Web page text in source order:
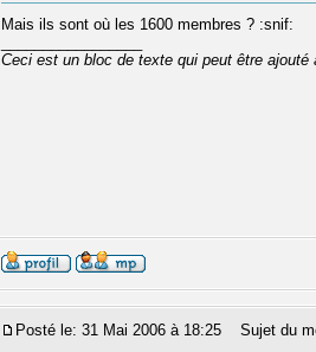
Mais ils sont où les 1600 membres ? :snif:
Ceci est un bloc de texte qui peut être
Posté le: 31 Mai 2006 à 18:25 Sujet du